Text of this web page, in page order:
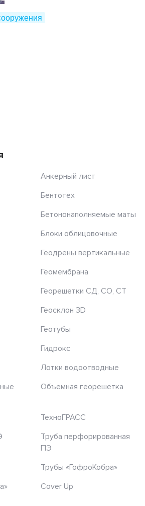
Анкерный лист
Бентотех
Бетононаполняемые маты
Блоки облицовочные
Геодрены вертикальные
Геомембрана
Георешетки СД, СО, СТ
Геосклон 3D
Геотубы
Гидрокс
Лотки водоотводные
Объемная георешетка
ТехноГРАСС
Труба перфорированная
ПЭ
Трубы «ГофроКобра»
Cover Up